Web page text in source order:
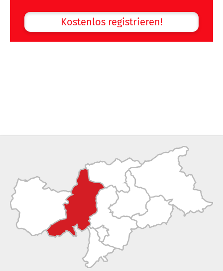
Kostenlos registrieren!